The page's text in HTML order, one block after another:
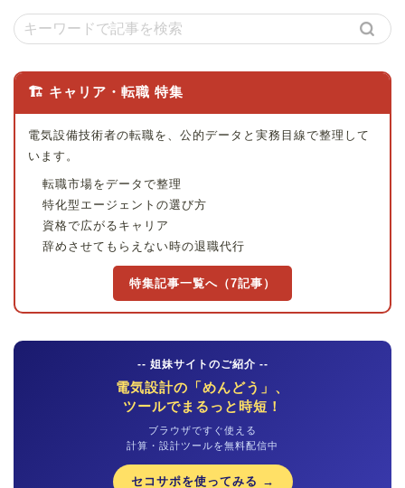
🏗 キャリア・転職 特集
電気設備技術者の転職を、公的データと実務目線で整理して
います。
転職市場をデータで整理
特化型エージェントの選び方
資格で広がるキャリア
辞めさせてもらえない時の退職代行
特集記事一覧へ（7記事）
-- 姐妹サイトのご紹介 --
電気設計の「めんどう」、
ツールでまるっと時短！
ブラウザですぐ使える
計算・設計ツールを無料配信中
セコサポを使ってみる →